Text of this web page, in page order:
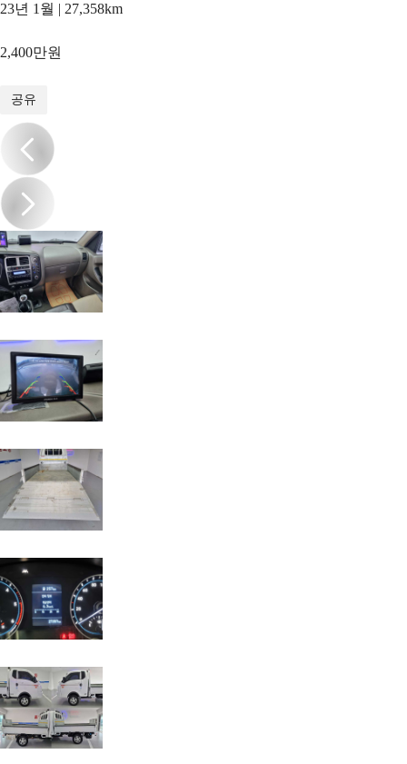
23년 1월 | 27,358km
2,400만원
공유
/19